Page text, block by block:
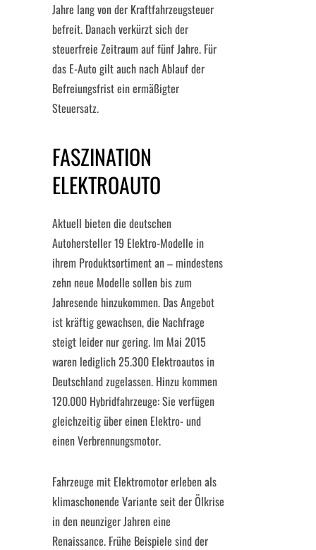
Jahre lang von der Kraftfahrzeugsteuer
befreit. Danach verkürzt sich der
steuerfreie Zeitraum auf fünf Jahre. Für
das E-Auto gilt auch nach Ablauf der
Befreiungsfrist ein ermäßigter
Steuersatz.
FASZINATION
ELEKTROAUTO
Aktuell bieten die deutschen
Autohersteller 19 Elektro-Modelle in
ihrem Produktsortiment an – mindestens
zehn neue Modelle sollen bis zum
Jahresende hinzukommen. Das Angebot
ist kräftig gewachsen, die Nachfrage
steigt leider nur gering. Im Mai 2015
waren lediglich 25.300 Elektroautos in
Deutschland zugelassen. Hinzu kommen
120.000 Hybridfahrzeuge: Sie verfügen
gleichzeitig über einen Elektro- und
einen Verbrennungsmotor.
Fahrzeuge mit Elektromotor erleben als
klimaschonende Variante seit der Ölkrise
in den neunziger Jahren eine
Renaissance. Frühe Beispiele sind der